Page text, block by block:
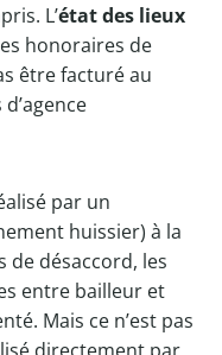
L’état des lieux
honoraires de
être facturé au
par un
huissier) à la
de désaccord, les
entre bailleur et
Mais ce n’est pas